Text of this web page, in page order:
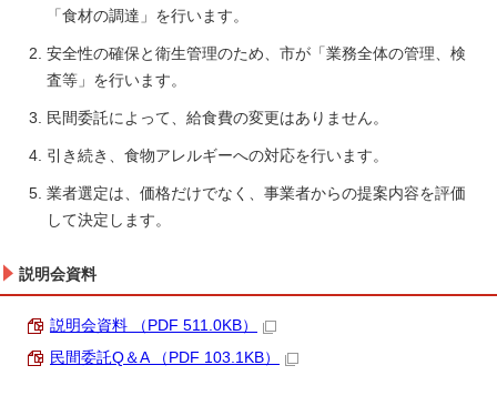
「食材の調達」を行います。
安全性の確保と衛生管理のため、市が「業務全体の管理、検
査等」を行います。
民間委託によって、給食費の変更はありません。
引き続き、食物アレルギーへの対応を行います。
業者選定は、価格だけでなく、事業者からの提案内容を評価
して決定します。
説明会資料
説明会資料 （PDF 511.0KB）
民間委託Q＆A （PDF 103.1KB）